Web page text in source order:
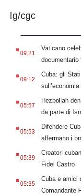
Ig/cgc
.09:21
Vaticano
documentario
.09:12
Cuba: gli
.05:57
Hezbollah
da parte di
.05:53
Difendere
affermano i
.05:39
Creatori
Fidel Castro
.05:35
Cuba e amici
Comandante